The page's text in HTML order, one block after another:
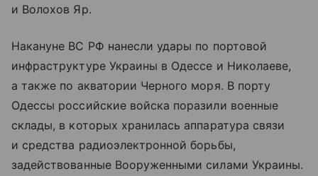
и Волохов Яр.
Накануне ВС РФ нанесли удары по портовой
инфраструктуре Украины в Одессе и Николаеве,
а также по акватории Черного моря. В порту
Одессы российские войска поразили военные
склады, в которых хранилась аппаратура связи
и средства радиоэлектронной борьбы,
задействованные Вооруженными силами Украины.